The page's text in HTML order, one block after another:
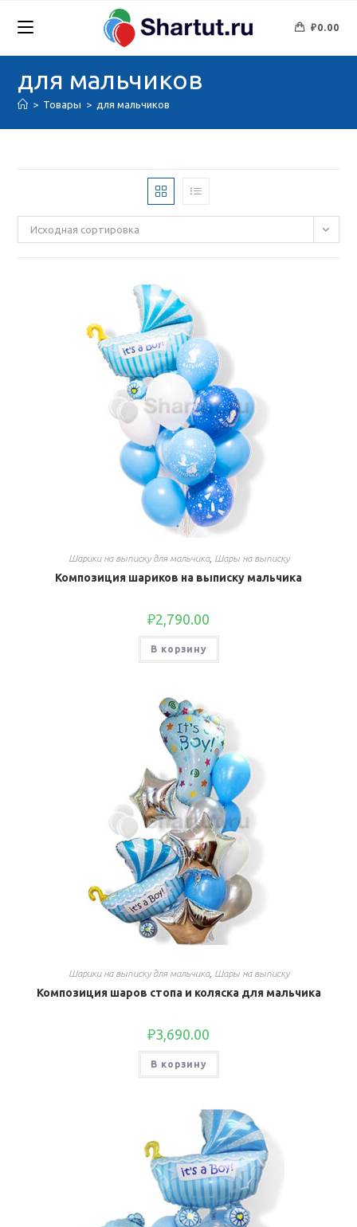
₽0.00
для мальчиков
> Товары > для мальчиков
Исходная сортировка
Шарики на выписку для мальчика, Шары на выписку
Композиция шариков на выписку мальчика
₽2,790.00
В корзину
Шарики на выписку для мальчика, Шары на выписку
Композиция шаров стопа и коляска для мальчика
₽3,690.00
В корзину